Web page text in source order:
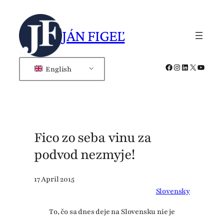
content
JÁN FIGEĽ
English Facebook
Instagram
LinkedIn
X
Fico zo seba vinu za
podvod nezmyje!
17 April 2015
Slovensky
To, čo sa dnes deje na Slovensku nie je